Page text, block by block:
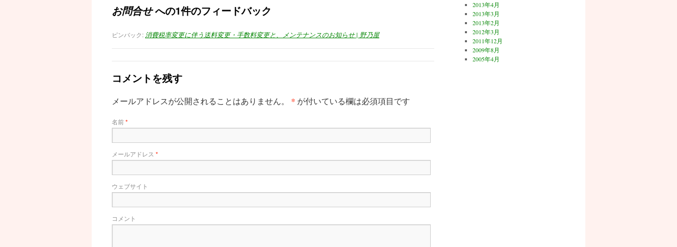
お問合せへの1件のフィードバック
ピンバック: 消費税率変更に伴う送料変更・手数料変更と、メンテナンスのお知らせ | 野乃屋
コメントを残す
メールアドレスが公開されることはありません。 * が付いている欄は必須項目です
名前*
メールアドレス *
ウェブサイト
コメント
2013年4月
2013年3月
2013年2月
2012年3月
2011年12月
2009年8月
2005年4月